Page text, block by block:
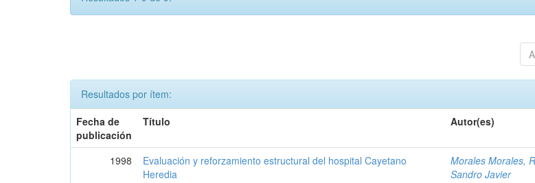
Resultados por ítem:
Fecha de
publicación
Título Autor(es)
1998
Evaluación y reforzamiento estructural del hospital Cayetano
Heredia
Morales Morales,
Sandro Javier